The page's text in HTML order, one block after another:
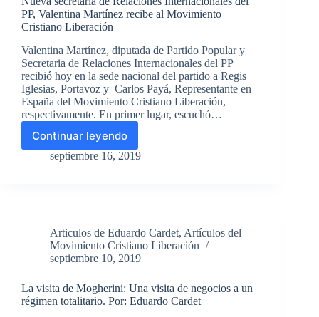
Eduardo
Cardet.
Coordinador
Nacional
MCL
PP, Valentina Martínez recibe al Movimiento
Cristiano Liberación
Valentina Martínez, diputada de Partido Popular y
Secretaria de Relaciones Internacionales del PP
recibió hoy en la sede nacional del partido a Regis
Iglesias, Portavoz y Carlos Payá, Representante en
España del Movimiento Cristiano Liberación,
respectivamente. En primer lugar, escuchó…
Continuar leyendo
Nueva
secretaria
Valentina
Martínez
recibe
Movimiento
Cristiano
septiembre 16, 2019
Articulos de Eduardo Cardet, Artículos del
Movimiento Cristiano Liberación
septiembre 10, 2019
La visita de Mogherini: Una visita de negocios a un
régimen totalitario. Por: Eduardo Cardet